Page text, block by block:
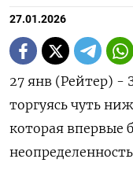
27.01.2026
27 янв (Рейтер) -
торгуясь чуть
которая впервые